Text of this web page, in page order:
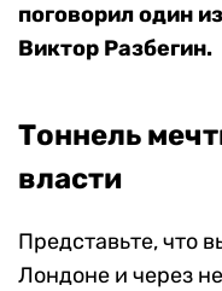
поговорил один
Виктор Разбегин.
Тоннель
власти
Представьте, что
Лондоне и через